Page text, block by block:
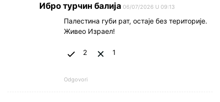
Ибро турчин балија 06/07/2026 U 09:13
Палестина губи рат, остаје без територије.
Живео Израел!
2 1
Odgovori